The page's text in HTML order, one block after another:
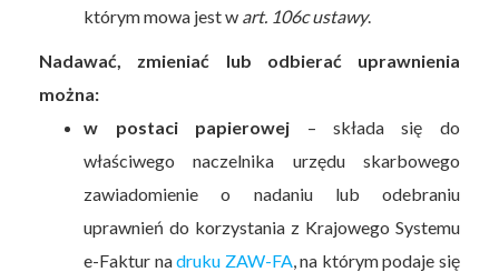
którym mowa jest w art. 106c ustawy.
Nadawać, zmieniać lub odbierać uprawnienia
można:
w postaci papierowej – składa się do
właściwego naczelnika urzędu skarbowego
zawiadomienie o nadaniu lub odebraniu
uprawnień do korzystania z Krajowego Systemu
e-Faktur nadruku ZAW-FA , na którym podaje się